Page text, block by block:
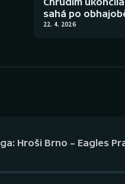
sahá po
22. 4. 2026
Hroši Brno – Eagles